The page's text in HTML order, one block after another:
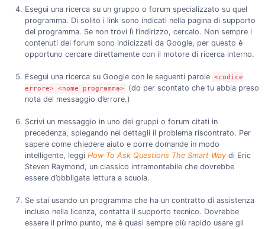
Esegui una ricerca su un gruppo o forum specializzato su quel
programma. Di solito i link sono indicati nella pagina di supporto
del programma. Se non trovi lì l’indirizzo, cercalo. Non sempre i
contenuti dei forum sono indicizzati da Google, per questo è
opportuno cercare direttamente con il motore di ricerca interno.
Esegui una ricerca su Google con le seguenti parole <codice
errore> <nome programma>
(do per scontato che tu abbia preso
nota del messaggio d’errore.)
Scrivi un messaggio in uno dei gruppi o forum citati in
precedenza, spiegando nei dettagli il problema riscontrato. Per
sapere come chiedere aiuto e porre domande in modo
intelligente, leggi How To Ask Questions The Smart Waydi Eric
Steven Raymond, un classico intramontabile che dovrebbe
essere d’obbligata lettura a scuola.
Se stai usando un programma che ha un contratto di assistenza
incluso nella licenza, contatta il supporto tecnico. Dovrebbe
essere il primo punto, ma è quasi sempre più rapido usare gli